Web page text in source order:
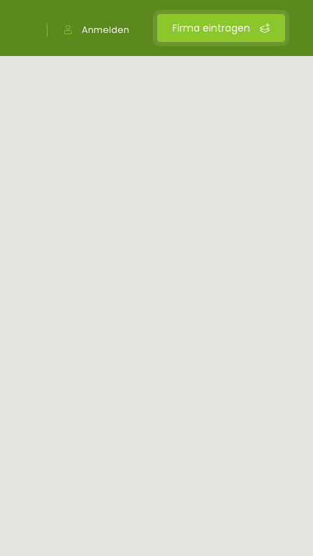
Firma eintragen
Anmelden